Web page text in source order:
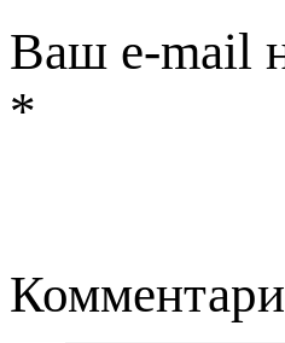
Ваш e-mail
*